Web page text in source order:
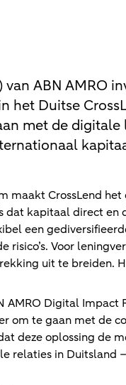
ABN AMRO
het Duitse
met de
CrossLend
dat kapitaal direct
een
Voor
uit te breiden.
AMRO Digital Impact
om te gaan met de
deze oplossing de
relaties in Duitsland